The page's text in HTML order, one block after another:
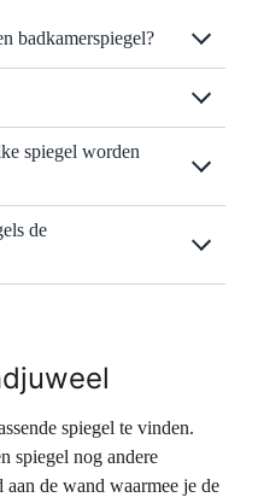
badkamerspiegel?
spiegel worden
de
spiegel te vinden.
spiegel nog andere
de wand waarmee je de